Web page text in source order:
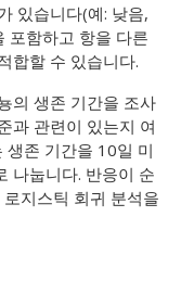
있습니다(예: 낮음,
포함하고 항을 다른
합할 수 있습니다.
의 생존 기간을 조사
과 관련이 있는지 여
생존 기간을 10일 미
나눕니다. 반응이 순
지스틱 회귀 분석을